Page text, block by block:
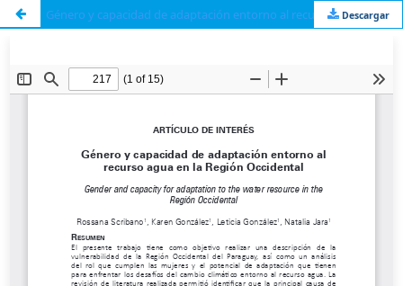
Género y capacidad de adaptación entorno al recurso agua en la Región Occidental
Descargar